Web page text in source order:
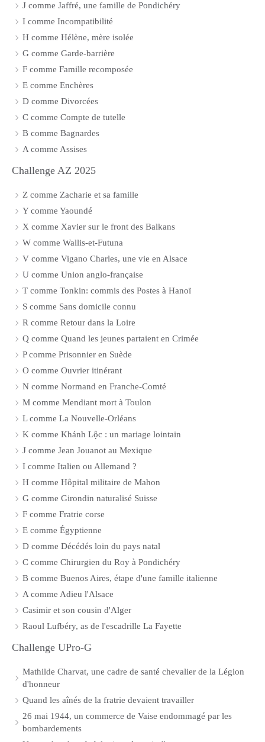
J comme Jaffré, une famille de Pondichéry
I comme Incompatibilité
H comme Hélène, mère isolée
G comme Garde-barrière
F comme Famille recomposée
E comme Enchères
D comme Divorcées
C comme Compte de tutelle
B comme Bagnardes
A comme Assises
Challenge AZ 2025
Z comme Zacharie et sa famille
Y comme Yaoundé
X comme Xavier sur le front des Balkans
W comme Wallis-et-Futuna
V comme Vigano Charles, une vie en Alsace
U comme Union anglo-française
T comme Tonkin: commis des Postes à Hanoï
S comme Sans domicile connu
R comme Retour dans la Loire
Q comme Quand les jeunes partaient en Crimée
P comme Prisonnier en Suède
O comme Ouvrier itinérant
N comme Normand en Franche-Comté
M comme Mendiant mort à Toulon
L comme La Nouvelle-Orléans
K comme Khánh Lộc : un mariage lointain
J comme Jean Jouanot au Mexique
I comme Italien ou Allemand ?
H comme Hôpital militaire de Mahon
G comme Girondin naturalisé Suisse
F comme Fratrie corse
E comme Égyptienne
D comme Décédés loin du pays natal
C comme Chirurgien du Roy à Pondichéry
B comme Buenos Aires, étape d'une famille italienne
A comme Adieu l'Alsace
Casimir et son cousin d'Alger
Raoul Lufbéry, as de l'escadrille La Fayette
Challenge UPro-G
Mathilde Charvat, une cadre de santé chevalier de la Légion
d'honneur
Quand les aînés de la fratrie devaient travailler
26 mai 1944, un commerce de Vaise endommagé par les
bombardements